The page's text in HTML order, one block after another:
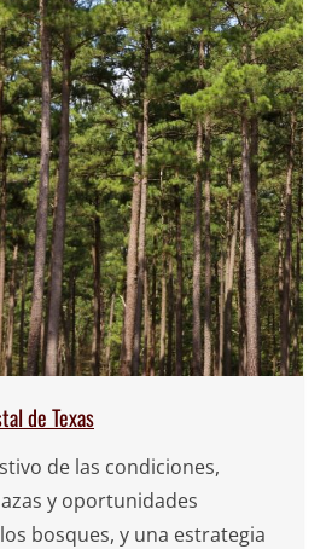
de Texas
de las condiciones,
y oportunidades
bosques, y una estrategia